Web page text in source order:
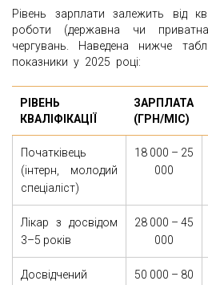
Рівень зарплати залежить від
роботи (державна чи приватна
чергувань. Наведена нижче
показники у 2025 році:
РІВЕНЬ
КВАЛІФІКАЦІЇ
ЗАРПЛАТА
(ГРН/МІС)
Початківець
(інтерн, молодий
спеціаліст)
18 000 – 25
000
Лікар з досвідом
3–5 років
28 000 – 45
000
Досвідчений
50 000 – 80